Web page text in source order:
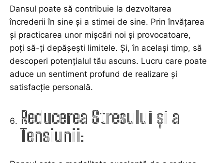
Dansul poate să contribuie la dezvoltarea
încrederii în sine și a stimei de sine. Prin învățarea
și practicarea unor mișcări noi și provocatoare,
poți să-ți depășești limitele. Și, în același timp, să
descoperi potențialul tău ascuns. Lucru care poate
aduce un sentiment profund de realizare și
satisfacție personală.
Reducerea Stresului și a
Tensiunii: